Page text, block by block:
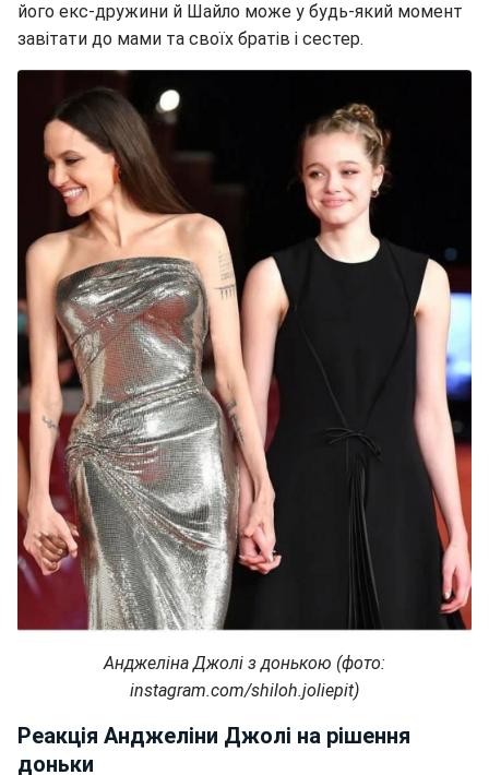
його екс-дружини й Шайло може у будь-який момент
завітати до мами та своїх братів і сестер.
Анджеліна Джолі з донькою (фото:
instagram.com/shiloh.joliepit)
Реакція Анджеліни Джолі на рішення
доньки